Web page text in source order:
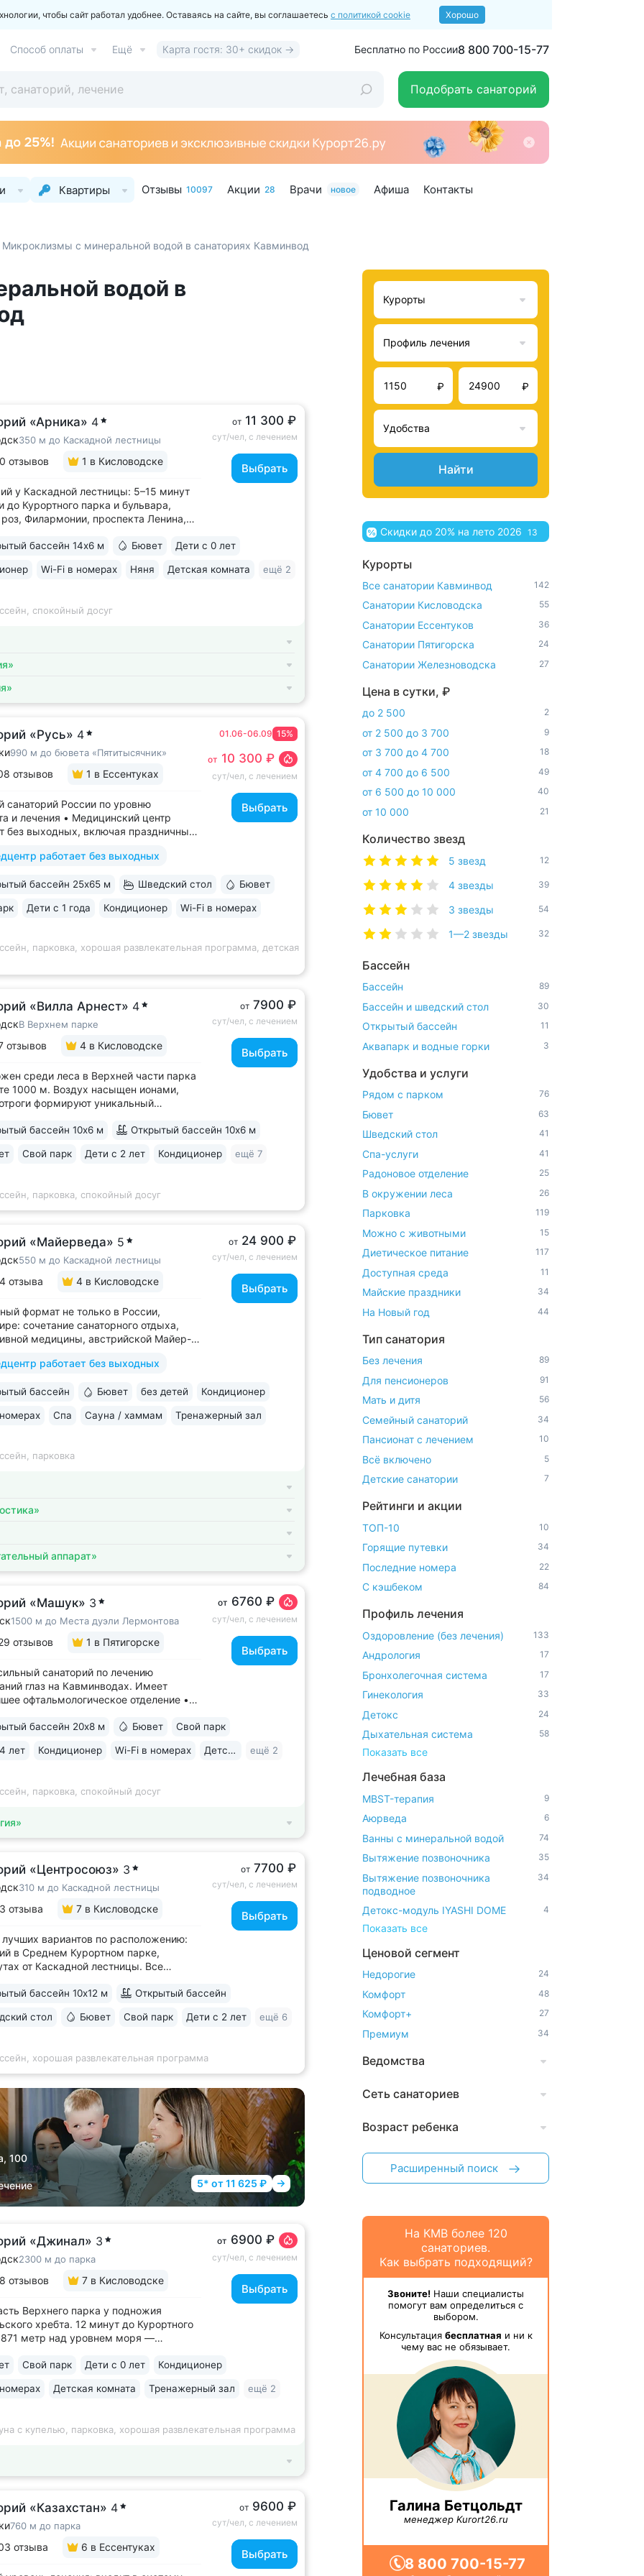
чтобы сайт работал удобнее. Оставаясь на сайте, вы соглашаетесь с политикой cookie Хорошо
Способ оплаты Ещё Карта гостя: 30+ скидок → Бесплатно по России8 800 700-15-77
Подобрать санаторий
Квартиры Отзывы 10097 Акции 28 Врачи новое Афиша Контакты
Микроклизмы с минеральной водой в санаториях Кавминвод
водой в
«Арника» 4
350 м до Каскадной лестницы
отзывов 1 в Кисловодске
у Каскадной лестницы: 5–15 минут
до Курортного парка и бульвара,
Филармонии, проспекта Ленина,
2018 году. 95% отзывов о санатории
превзошёл ожидания по уровню...
от 11 300 ₽
сут/чел, с лечением
Выбрать
бассейн 14х6 м Бювет Дети с 0 лет
Wi-Fi в номерах Няня Детская комната ещё 2
спокойный досуг
«Русь» 4
990 м до бювета «Пятитысячник»
отзывов 1 в Ессентуках
санаторий России по уровню
и лечения • Медицинский центр
без выходных, включая праздничные
джакузи, каскадом
детская зона. Рядом
работает без выходных
01.06-06.09 15%
от 10 300 ₽
сут/чел, с лечением
Выбрать
бассейн 25х65 м Шведский стол Бювет
Дети с 1 года Кондиционер Wi-Fi в номерах
парковка, хорошая развлекательная программа, детская
«Вилла Арнест» 4
В Верхнем парке
отзывов 4 в Кисловодске
среди леса в Верхней части парка
1000 м. Воздух насыщен ионами,
формируют уникальный
воздуха. Прямой выход
лучших вариантов для уединенного
от 7900 ₽
сут/чел, с лечением
Выбрать
бассейн 10х6 м Открытый бассейн 10х6 м
Свой парк Дети с 2 лет Кондиционер ещё 7
парковка, спокойный досуг
«Майерведа» 5
550 м до Каскадной лестницы
отзыва 4 в Кисловодске
формат не только в России,
сочетание санаторного отдыха,
медицины, австрийской Майер-
ЖКТ), древнеиндийской
Luxury Awards. Премия «Вояж»
работает без выходных
от 24 900 ₽
сут/чел, с лечением
Выбрать
бассейн Бювет без детей Кондиционер
Спа Сауна / хаммам Тренажерный зал
парковка
аппарат»
«Машук» 3
1500 м до Места дуэли Лермонтова
отзывов 1 в Пятигорске
санаторий по лечению
глаз на Кавминводах. Имеет
офтальмологическое отделение •
доступности: Место дуэли Лермонтова,
вокруг Машука. В 5 минутах ж/д
от 6760 ₽
сут/чел, с лечением
Выбрать
бассейн 20х8 м Бювет Свой парк
лет Кондиционер Wi-Fi в номерах Детская комната ещё 2
парковка, спокойный досуг
«Центросоюз» 3
310 м до Каскадной лестницы
отзыва 7 в Кисловодске
вариантов по расположению:
в Среднем Курортном парке,
от Каскадной лестницы. Все
с фонтаном, цветниками,
№ 3 и № 2Б • В путёвки включен
от 7700 ₽
сут/чел, с лечением
Выбрать
бассейн 10х12 м Открытый бассейн
стол Бювет Свой парк Дети с 2 лет ещё 6
хорошая развлекательная программа
100
5* от 11 625 ₽
«Джинал» 3
2300 м до парка
отзывов 7 в Кисловодске
Верхнего парка у подножия
хребта. 12 минут до Курортного
871 метр над уровнем моря ­—
тишина и уединение. На территории
Кисловодска • Собственный бювет...
от 6900 ₽
сут/чел, с лечением
Выбрать
Свой парк Дети с 0 лет Кондиционер
Детская комната Тренажерный зал ещё 2
с купелью, парковка, хорошая развлекательная программа
«Казахстан» 4
760 м до парка
отзыва 6 в Ессентуках
от 9600 ₽
сут/чел, с лечением
Выбрать
Курорты
Профиль лечения
₽ ₽
Удобства
Найти
Скидки до 20% на лето 2026 13
Курорты
Все санатории Кавминвод 142
Санатории Кисловодска 55
Санатории Ессентуков 36
Санатории Пятигорска 24
Санатории Железноводска 27
Цена в сутки, ₽
до 2 500 2
от 2 500 до 3 700 9
от 3 700 до 4 700 18
от 4 700 до 6 500 49
от 6 500 до 10 000 40
от 10 000 21
Количество звезд
5 звезд 12
4 звезды 39
3 звезды 54
1—2 звезды 32
Бассейн
Бассейн 89
Бассейн и шведский стол 30
Открытый бассейн 11
Аквапарк и водные горки 3
Удобства и услуги
Рядом с парком 76
Бювет 63
Шведский стол 41
Спа-услуги 41
Радоновое отделение 25
В окружении леса 26
Парковка 119
Можно с животными 15
Диетическое питание 117
Доступная среда 11
Майские праздники 34
На Новый год 44
Тип санатория
Без лечения 89
Для пенсионеров 91
Мать и дитя 56
Семейный санаторий 34
Пансионат с лечением 10
Всё включено 5
Детские санатории 7
Рейтинги и акции
ТОП-10 10
Горящие путевки 34
Последние номера 22
С кэшбеком 84
Профиль лечения
Оздоровление (без лечения) 133
Андрология 17
Бронхолегочная система 17
Гинекология 33
Детокс 24
Дыхательная система 58
Показать все
Лечебная база
MBST-терапия 9
Аюрведа 6
Ванны с минеральной водой 74
Вытяжение позвоночника 35
Вытяжение позвоночника
подводное
34
Детокс-модуль IYASHI DOME 4
Показать все
Ценовой сегмент
Недорогие 24
Комфорт 48
Комфорт+ 27
Премиум 34
Ведомства
Сеть санаториев
Возраст ребенка
Расширенный поиск
На КМВ более 120
санаториев.
Как выбрать подходящий?
Звоните! Наши специалисты
помогут вам определиться с
выбором.
Консультация бесплатная и ни к
чему вас не обязывает.
Галина Бетцольдт
менеджер Kurort26.ru
8 800 700-15-77